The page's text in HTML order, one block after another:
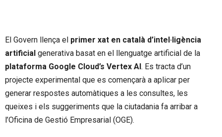
El Govern llença el primer xat en català d’intel·ligència
artificial generativa basat en el llenguatge artificial de la
plataforma Google Cloud’s Vertex AI. Es tracta d’un
projecte experimental que es començarà a aplicar per
generar respostes automàtiques a les consultes, les
queixes i els suggeriments que la ciutadania fa arribar a
l’Oficina de Gestió Empresarial (OGE).